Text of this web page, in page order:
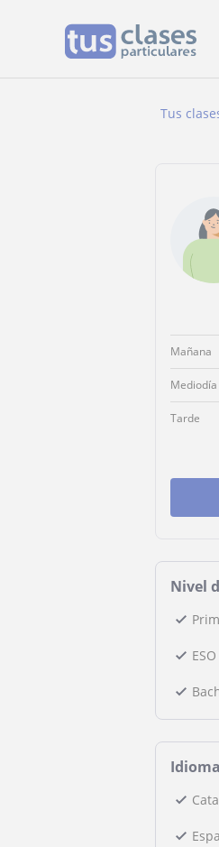
Tus
Mañana
Mediodía
Tarde
Nivel
ESO